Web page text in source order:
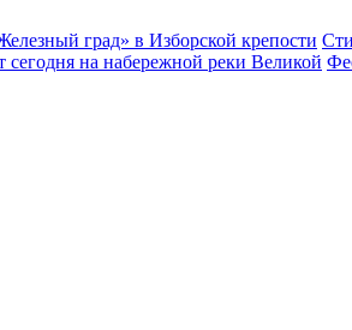
град» в Изборской крепости
сегодня на набережной реки Великой